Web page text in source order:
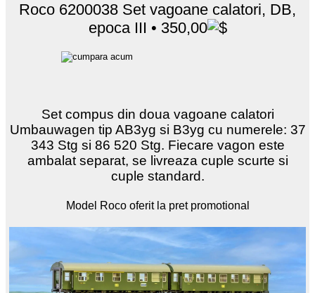
Roco 6200038 Set vagoane calatori, DB,
epoca III • 350,00
Set compus din doua vagoane calatori
Umbauwagen tip AB3yg si B3yg cu numerele: 37
343 Stg si 86 520 Stg. Fiecare vagon este
ambalat separat, se livreaza cuple scurte si
cuple standard.
Model Roco oferit la pret promotional